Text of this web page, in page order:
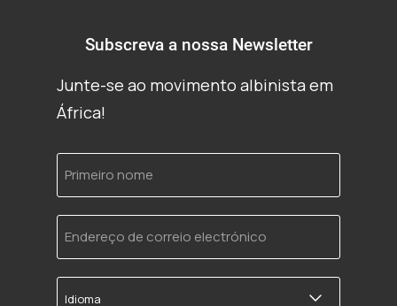
Subscreva a nossa Newsletter
Junte-se ao movimento albinista em
África!
Primeiro
nome
Endereço
de
correio
electrónico
Idioma